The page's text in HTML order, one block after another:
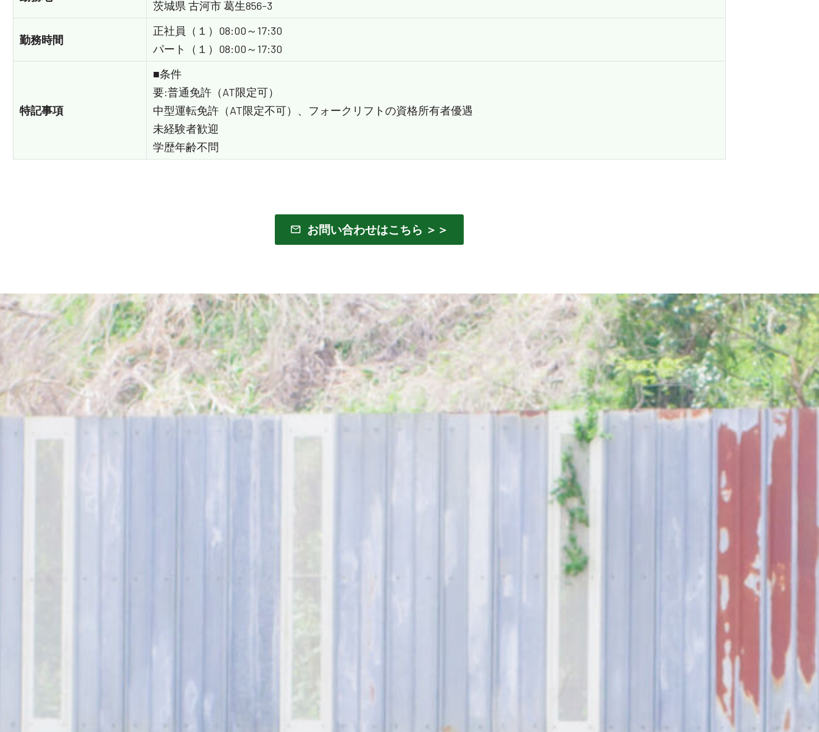
茨城県 古河市 葛生856-3
勤務時間
正社員（１）08:00～17:30
パート（１）08:00～17:30
特記事項
■条件
要:普通免許（AT限定可）
中型運転免許（AT限定不可）、フォークリフトの資格所有者優遇
未経験者歓迎
学歴年齢不問
お問い合わせはこちら ＞＞